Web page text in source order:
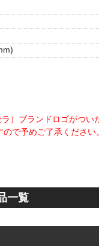
）ブランドロゴがつ
で予めご了承ください。